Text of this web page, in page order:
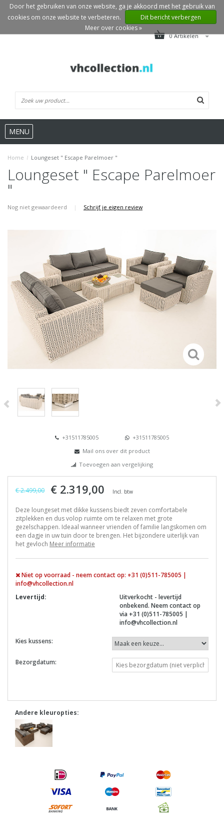
0 Artikelen
MENU
Home / Loungeset " Escape Parelmoer "
Loungeset " Escape Parelmoer
"
Nog niet gewaardeerd | Schrijf je eigen review
+31511785005
+31511785005
Mail ons over dit product
Toevoegen aan vergelijking
€ 2.499,00 € 2.319,00 Incl. btw
Deze loungeset met dikke kussens biedt zeven comfortabele
zitplekken en dus volop ruimte om te relaxen met grote
gezelschappen. Ideaal wanneer vrienden of familie langskomen om
een dagje in uw tuin door te brengen. Het bijzondere uiterlijk van
het gevloch Meer informatie
Niet op voorraad - neem contact op: +31 (0)511-785005 |
info@vhcollection.nl
Levertijd:
Uitverkocht - levertijd
onbekend. Neem contact op
via +31 (0)511-785005 |
info@vhcollection.nl
Kies kussens:
Bezorgdatum:
Andere kleuropties:
Door het gebruiken van onze website, ga je akkoord met het gebruik van
cookies om onze website te verbeteren.
Dit bericht verbergen
Meer over cookies »